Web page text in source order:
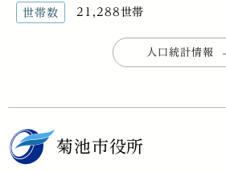
世帯数 21,288世帯
人口統計情報
菊池市役所